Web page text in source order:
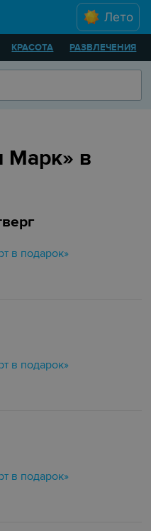
Лето
КРАСОТА РАЗВЛЕЧЕНИЯ
Марк» в
в подарок»
в подарок»
в подарок»